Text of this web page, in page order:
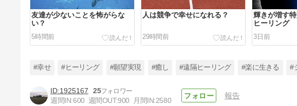
友達が少ないことを怖がらな
い？
5時間前
人は競争で幸せになれる？
29時間前
輝きが増す
ヒーリング
3日前
#幸せ #ヒーリング #願望実現 #癒し #遠隔ヒーリング #楽に生きる #
1925167
25
週間IN:600 週間OUT:900 月間IN:2580
報告